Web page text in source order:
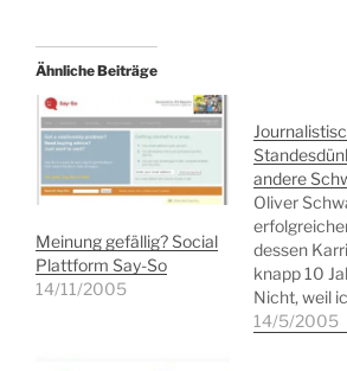
Ähnliche Beiträge
Meinung gefällig? Social
Plattform Say-So
14/11/2005
andere
Oliver
dessen
knapp 10
Nicht, weil
befreundet
14/5/2005